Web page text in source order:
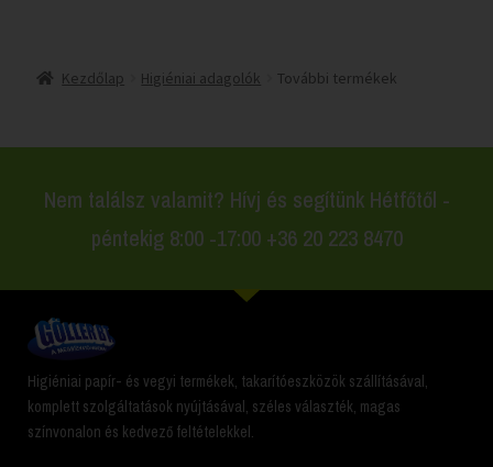
Kezdőlap Higiéniai adagolók További termékek
Nem találsz valamit? Hívj és segítünk Hétfőtől -
péntekig 8:00 -17:00 +36 20 223 8470
Higiéniai papír- és vegyi termékek, takarítóeszközök szállításával,
komplett szolgáltatások nyújtásával, széles választék, magas
színvonalon és kedvező feltételekkel.